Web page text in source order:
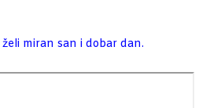
miran san i dobar dan.